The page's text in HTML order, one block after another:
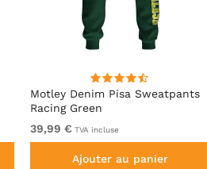
Motley Denim Pisa Sweatpants
Racing Green
39,99 € TVA incluse
Ajouter au panier